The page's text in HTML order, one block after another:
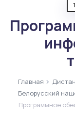
Главная
Белорусский
Программное